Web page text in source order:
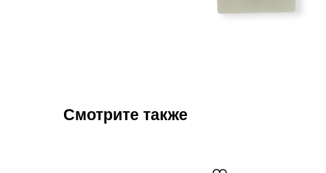
Смотрите также